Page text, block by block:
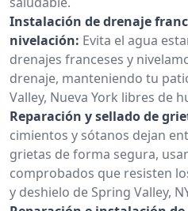
Instalación de drenaje
nivelación: Evita el agua
drenajes franceses y
drenaje, manteniendo tu
Valley, Nueva York libres de
Reparación y sellado de
cimientos y sótanos dejan
grietas de forma segura,
comprobados que resisten
y deshielo de Spring Valley,